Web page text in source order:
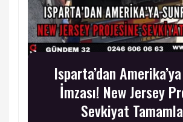
Isparta’dan
İmzası! New Jersey
Sevkiyat